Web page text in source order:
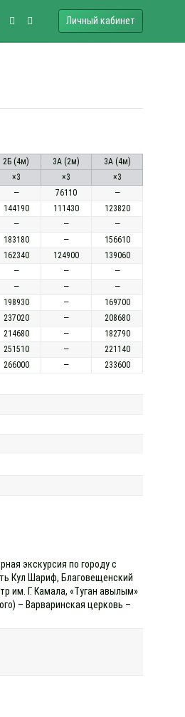
Личный кабинет
2Б (4м) 3А (2м)
3А (4м)
×3 ×3
×3
— 76110
—
144190 111430
123820
— —
—
183180 —
156610
162340 124900
139060
— —
—
— —
—
198930 —
169700
237020 —
208680
214680 —
182790
251510 —
221140
266000 — 233600
экскурсия по городу с
Кул Шариф, Благовещенский
им. Г. Камала, «Туган авылым»
– Варваринская церковь –